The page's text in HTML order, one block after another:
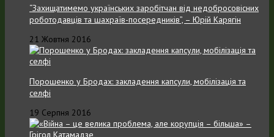
“Захищатимемо українських заробітчан від недобросовісних
роботодавців та шахраїв-посередників”, – Юрій Карягін
21 Жовтня 2016
Порошенко у Бродах: закладення капсули, мобілізація та
селфі
19 Серпня 2016